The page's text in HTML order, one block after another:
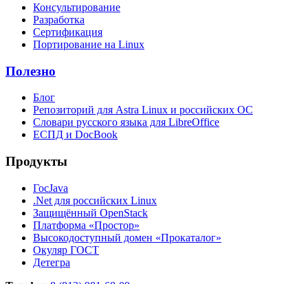
Консультирование
Разработка
Сертификация
Портирование на Linux
Полезно
Блог
Репозиторий для Astra Linux и российских ОС
Словари русского языка для LibreOffice
ЕСПД и DocBook
Продукты
ГосJava
.Net для российских Linux
Защищённый OpenStack
Платформа «Простор»
Высокодоступный домен «Прокаталог»
Окуляр ГОСТ
Детегра